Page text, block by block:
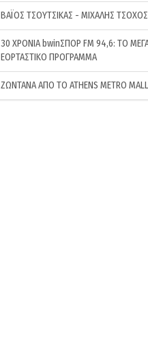
ΒΑΪΟΣ ΤΣΟΥΤΣΙΚΑΣ - ΜΙΧΑΛΗΣ ΤΣΟΧΟΣ
30 ΧΡΟΝΙΑ bwinΣΠΟΡ FM 94,6: ΤΟ
ΕΟΡΤΑΣΤΙΚΟ ΠΡΟΓΡΑΜΜΑ
ΖΩΝΤΑΝΑ ΑΠΟ ΤΟ ATHENS METRO MALL